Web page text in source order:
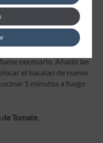
tomate concentrado y
y dejar cocinar 8-10
a estar blandas),
para que el contenido
necesario. Añadir las
el bacalao de nuevo
5 minutos a fuego
de Tomate